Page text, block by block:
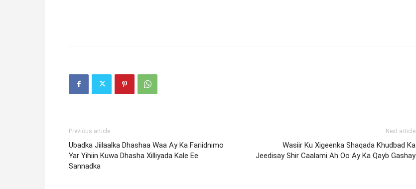
Previous article
Ubadka Jiilaalka Dhashaa Waa Ay Ka Fariidnimo
Yar Yihiin Kuwa Dhasha Xilliyada Kale Ee
Sannadka
Next article
Wasiir Ku Xigeenka Shaqada Khudbad Ka
Jeedisay Shir Caalami Ah Oo Ay Ka Qayb Gashay